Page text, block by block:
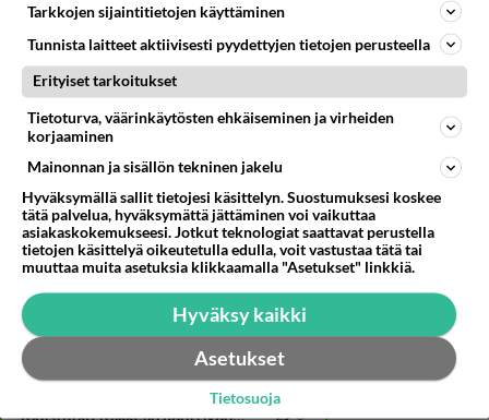
Jussi-voittaja Mimosa
Willlamon lempileffa on
animaatio - Hauska detalji vie
Willamon työhistoriaan
Tarkkojen sijaintitietojen käyttäminen
Tunnista laitteet aktiivisesti pyydettyjen tietojen perusteella
Erityiset tarkoitukset
Tietoturva, väärinkäytösten ehkäiseminen ja virheiden
korjaaminen
Mainonnan ja sisällön tekninen jakelu
Hyväksymällä sallit tietojesi käsittelyn. Suostumuksesi koskee
tätä palvelua, hyväksymättä jättäminen voi vaikuttaa
asiakaskokemukseesi. Jotkut teknologiat saattavat perustella
tietojen käsittelyä oikeutetulla edulla, voit vastustaa tätä tai
muuttaa muita asetuksia klikkaamalla "Asetukset" linkkiä.
Hyväksy kaikki
Asetukset
Tietosuoja